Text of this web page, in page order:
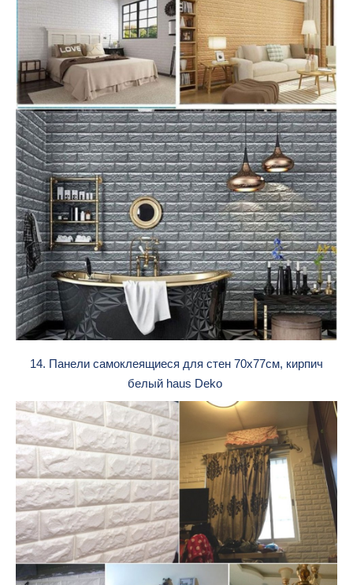
14. Панели самоклеящиеся для стен 70x77см, кирпич
белый haus Deko